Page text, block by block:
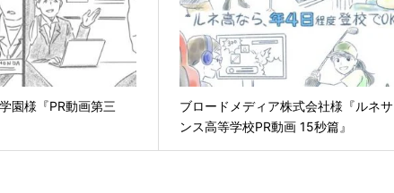
園様『PR動画第三
ブロードメディア株式会社様『ルネサ
ンス高等学校PR動画 15秒篇』